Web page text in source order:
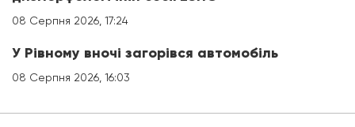
08 Серпня 2026, 17:24
У Рівному вночі загорівся автомобіль
08 Серпня 2026, 16:03